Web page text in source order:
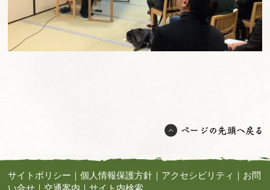
サイトポリシー ｜個人情報保護方針 ｜ アクセシビリティ ｜ お問
い合せ ｜交通案内 ｜サイト内検索